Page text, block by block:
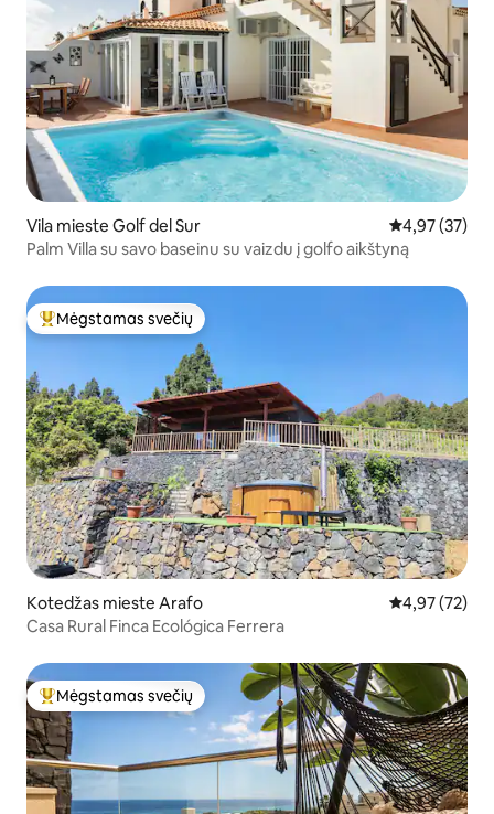
Vila mieste Golf del Sur Vidutinis
4,97 (37)
Palm Villa su savo baseinu su vaizdu į golfo aikštyną
Svečių mėgstamiausias
Mėgstamas svečių
Kotedžas mieste Arafo Vidutinis
4,97 (72)
Casa Rural Finca Ecológica Ferrera
Svečių mėgstamiausias
Mėgstamas svečių